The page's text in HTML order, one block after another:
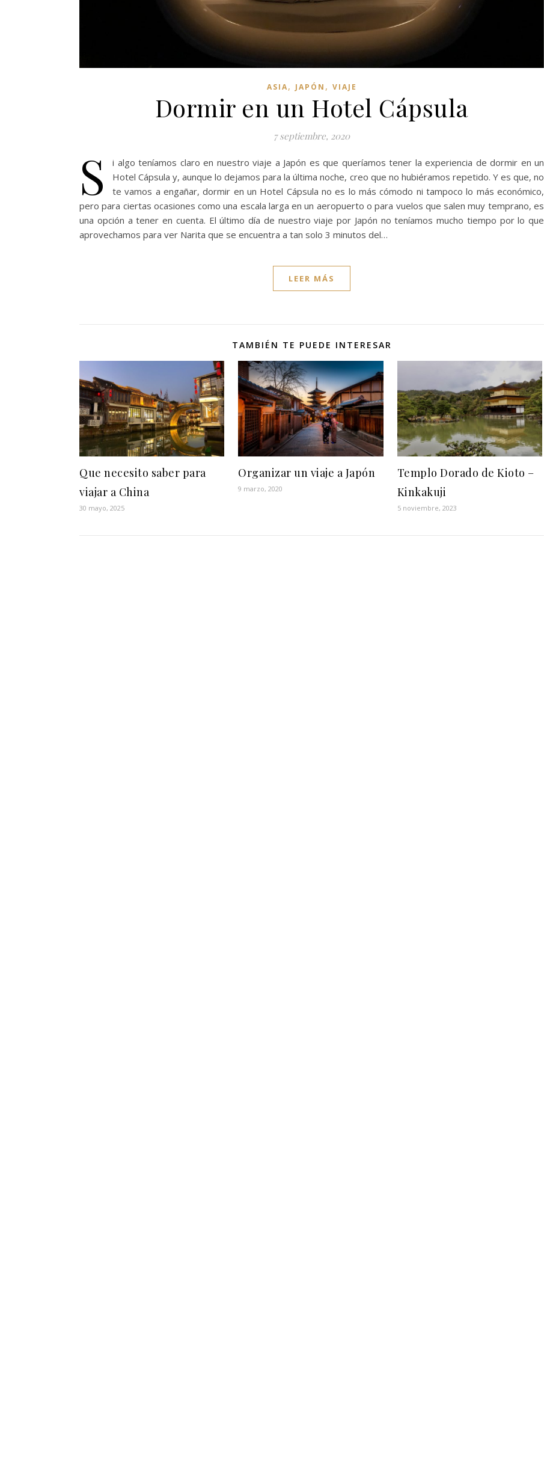
ASIA, JAPÓN , VIAJE
Dormir en un Hotel Cápsula
7 septiembre, 2020
S
i algo teníamos claro en nuestro viaje a Japón es que queríamos tener la experiencia de dormir en un
Hotel Cápsula y, aunque lo dejamos para la última noche, creo que no hubiéramos repetido. Y es que, no
te vamos a engañar, dormir en un Hotel Cápsula no es lo más cómodo ni tampoco lo más económico,
pero para ciertas ocasiones como una escala larga en un aeropuerto o para vuelos que salen muy temprano, es
una opción a tener en cuenta. El último día de nuestro viaje por Japón no teníamos mucho tiempo por lo que
aprovechamos para ver Narita que se encuentra a tan solo 3 minutos del…
LEER MÁS
TAMBIÉN TE PUEDE INTERESAR
Que necesito saber para
viajar a China
30 mayo, 2025
Organizar un viaje a Japón
9 marzo, 2020
Templo Dorado de Kioto –
Kinkakuji
5 noviembre, 2023